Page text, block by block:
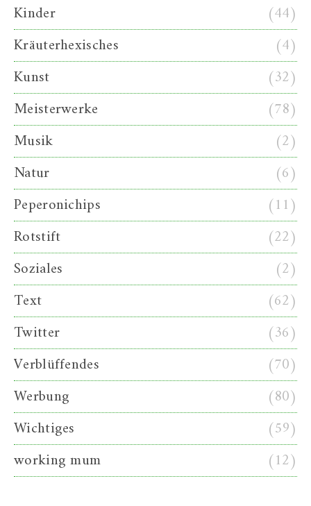
Kinder
(44)
Kräuterhexisches
(4)
Kunst
(32)
Meisterwerke
(78)
Musik
(2)
Natur
(6)
Peperonichips
(11)
Rotstift
(22)
Soziales
(2)
Text
(62)
Twitter
(36)
Verblüffendes
(70)
Werbung
(80)
Wichtiges
(59)
working mum
(12)